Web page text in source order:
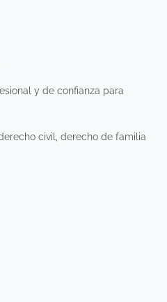
y de confianza para
civil, derecho de familia